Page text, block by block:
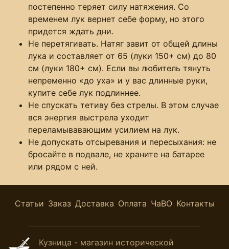
постепенно теряет силу натяжения. Со
временем лук вернет себе форму, но этого
придется ждать дни.
Не перетягивать. Натяг завит от общей длины
лука и составляет от 65 (луки 150+ см) до 80
см (луки 180+ см). Если вы любитель тянуть
непременно «до уха» и у вас длинные руки,
купите себе лук подлиннее.
Не спускать тетиву без стрелы. В этом случае
вся энергия выстрела уходит
переламывавающим усилием на лук.
Не допускать отсыревания и пересыхания: не
бросайте в подвале, не храните на батарее
или рядом с ней.
Статьи Заказ Доставка Оплата ЧаВО Контакты
Кузница - магазин исторической